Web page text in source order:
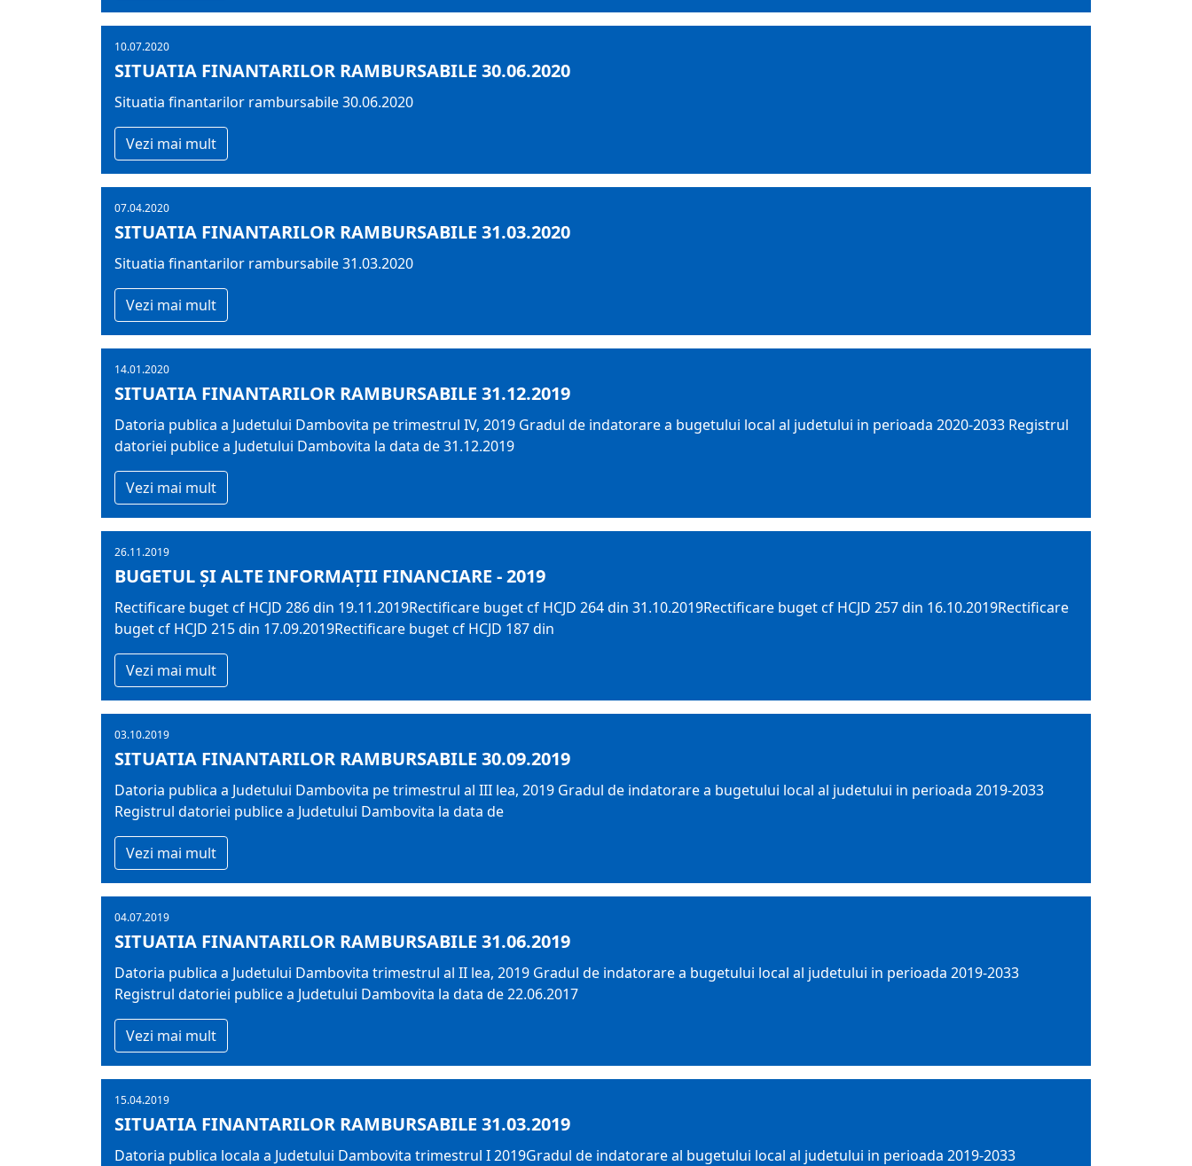
10.07.2020
SITUATIA FINANTARILOR RAMBURSABILE 30.06.2020
Situatia finantarilor rambursabile 30.06.2020
Vezi mai mult
07.04.2020
SITUATIA FINANTARILOR RAMBURSABILE 31.03.2020
Situatia finantarilor rambursabile 31.03.2020
Vezi mai mult
14.01.2020
SITUATIA FINANTARILOR RAMBURSABILE 31.12.2019
Datoria publica a Judetului Dambovita pe trimestrul IV, 2019 Gradul de indatorare a bugetului local al judetului in perioada 2020-2033 Registrul
datoriei publice a Judetului Dambovita la data de 31.12.2019
Vezi mai mult
26.11.2019
BUGETUL ŞI ALTE INFORMAȚII FINANCIARE - 2019
Rectificare buget cf HCJD 286 din 19.11.2019Rectificare buget cf HCJD 264 din 31.10.2019Rectificare buget cf HCJD 257 din 16.10.2019Rectificare
buget cf HCJD 215 din 17.09.2019Rectificare buget cf HCJD 187 din
Vezi mai mult
03.10.2019
SITUATIA FINANTARILOR RAMBURSABILE 30.09.2019
Datoria publica a Judetului Dambovita pe trimestrul al III lea, 2019 Gradul de indatorare a bugetului local al judetului in perioada 2019-2033
Registrul datoriei publice a Judetului Dambovita la data de
Vezi mai mult
04.07.2019
SITUATIA FINANTARILOR RAMBURSABILE 31.06.2019
Datoria publica a Judetului Dambovita trimestrul al II lea, 2019 Gradul de indatorare a bugetului local al judetului in perioada 2019-2033
Registrul datoriei publice a Judetului Dambovita la data de 22.06.2017
Vezi mai mult
15.04.2019
SITUATIA FINANTARILOR RAMBURSABILE 31.03.2019
Datoria publica locala a Judetului Dambovita trimestrul I 2019Gradul de indatorare al bugetului local al judetului in perioada 2019-2033